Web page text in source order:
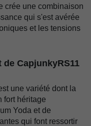
crée une combinaison
qui s'est avérée
et les tensions
CapjunkyRS11
une variété dont la
fort héritage
Yoda et de
qui font ressortir